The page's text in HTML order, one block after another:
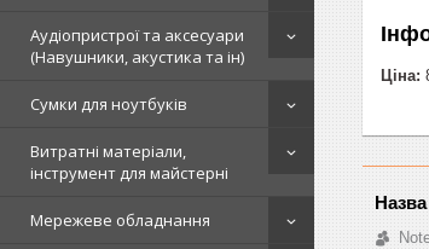
Аудіопристрої та аксесуари
(Навушники, акустика та ін)
Сумки для ноутбуків
Витратні матеріали,
інструмент для майстерні
Мережеве обладнання
Ціна: